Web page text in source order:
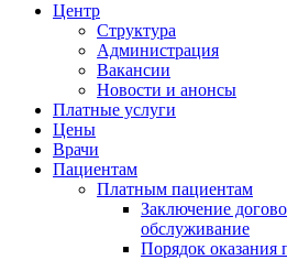
Центр
Структура
Администрация
Вакансии
Новости и анонсы
Платные услуги
Цены
Врачи
Пациентам
Платным пациентам
Заключение
обслуживание
Порядок оказания